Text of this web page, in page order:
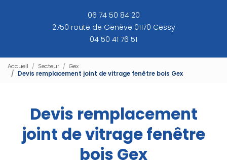
06 74 50 84 20
2750 route de Genève 01170 Cessy
04 50 41 76 51
Accueil Secteur
Gex
Devis remplacement joint de vitrage fenêtre bois Gex
Devis remplacement
joint de vitrage fenêtre
bois Gex